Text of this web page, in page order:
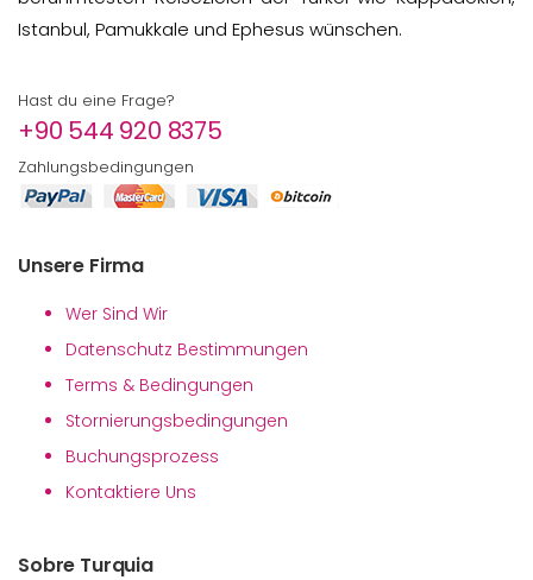
Istanbul, Pamukkale und Ephesus wünschen.
Hast du eine Frage?
+90 544 920 8375
Zahlungsbedingungen
Unsere Firma
Wer Sind Wir
Datenschutz Bestimmungen
Terms & Bedingungen
Stornierungsbedingungen
Buchungsprozess
Kontaktiere Uns
Sobre Turquia